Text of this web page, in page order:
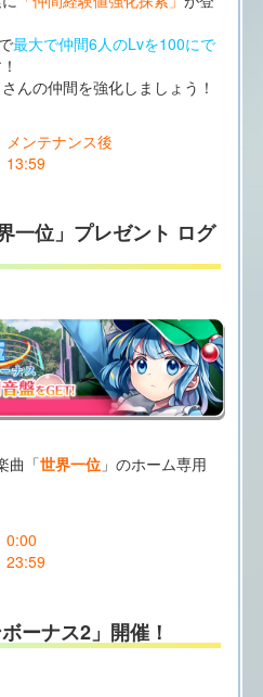
最大で仲間6人のLvを100にで
んの仲間を強化しましょう！
ンテナンス後
13:59
一位」プレゼント ログ
曲「世界一位」のホーム専用
0:00
23:59
ーナス2」開催！